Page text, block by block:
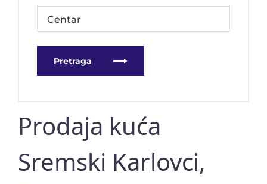
Centar
Pretraga
Prodaja kuća
Sremski Karlovci,